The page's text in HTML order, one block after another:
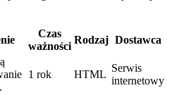
Czas
ważności
Rodzaj Dostawca
1 rok HTML
Serwis
internetowy